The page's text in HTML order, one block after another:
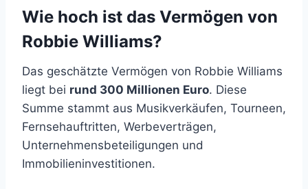
Wie hoch ist das Vermögen von
Robbie Williams?
Das geschätzte Vermögen von Robbie Williams
liegt bei rund 300 Millionen Euro. Diese
Summe stammt aus Musikverkäufen, Tourneen,
Fernsehauftritten, Werbeverträgen,
Unternehmensbeteiligungen und
Immobilieninvestitionen.